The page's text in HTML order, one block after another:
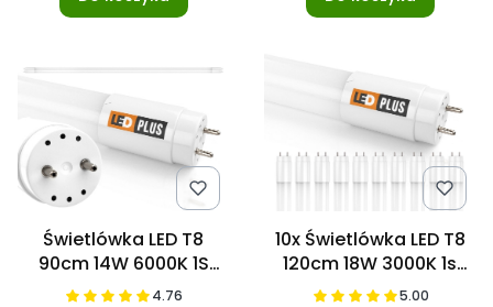
Świetlówka LED T8
90cm 14W 6000K 1S
Nano 4.76
10x Świetlówka LED T8
120cm 18W 3000K 1s
NANO 5.00